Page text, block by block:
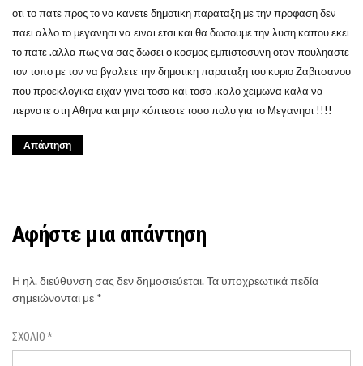
οτι το πατε προς το να κανετε δημοτικη παραταξη με την προφαση δεν
παει αλλο το μεγανησι να ειναι ετσι και θα δωσουμε την λυση καπου εκει
το πατε .αλλα πως να σας δωσει ο κοσμος εμπιστοσυνη οταν πουληαστε
τον τοπο με τον να βγαλετε την δημοτικη παραταξη του κυριο Ζαβιτσανου
που προεκλογικα ειχαν γινει τοσα και τοσα .καλο χειμωνα καλα να
περνατε στη Αθηνα και μην κόπτεστε τοσο πολυ για το Μεγανησι !!!!
Απάντηση
Αφήστε μια απάντηση
Η ηλ. διεύθυνση σας δεν δημοσιεύεται.Τα υποχρεωτικά πεδία
σημειώνονται με *
ΣΧΌΛΙΟ*